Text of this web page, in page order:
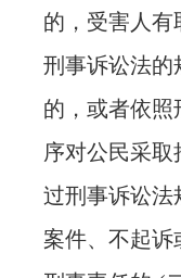
的，受害人有
刑事诉讼法的
的，或者依照
序对公民采
过刑事诉讼法
案件、不起诉